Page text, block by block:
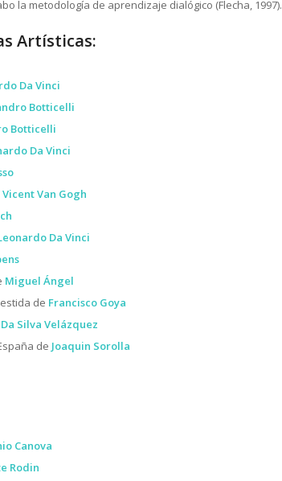
la metodología de aprendizaje dialógico (Flecha, 1997).
Artísticas:
Da Vinci
Botticelli
Botticelli
Da Vinci
Vicent Van Gogh
Da Vinci
Miguel Ángel
de Francisco Goya
Silva Velázquez
de Joaquin Sorolla
Canova
Rodin